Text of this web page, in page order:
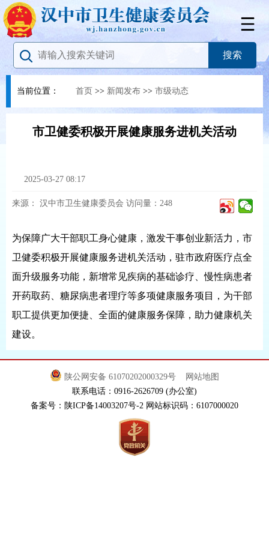
当前位置： 首页 >> 新闻发布 >> 市级动态
市卫健委积极开展健康服务进机关活动
2025-03-27 08:17
来源： 汉中市卫生健康委员会 访问量： 248
为保障广大干部职工身心健康，激发干事创业新活力，市
卫健委积极开展健康服务进机关活动，驻市政府医疗点全
面升级服务功能，新增常见疾病的基础诊疗、慢性病患者
开药取药、糖尿病患者理疗等多项健康服务项目，为干部
职工提供更加便捷、全面的健康服务保障，助力健康机关
建设。
陕公网安备 61070202000329号
网站地图
联系电话：0916-2626709 (办公室)
备案号：陕ICP备14003207号-2 网站标识码：6107000020